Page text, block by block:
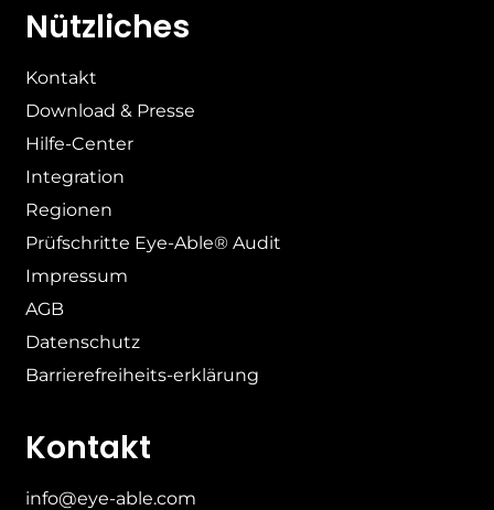
Nützliches
Kontakt
Download & Presse
Hilfe-Center
Integration
Regionen
Prüfschritte Eye-Able® Audit
Impressum
AGB
Datenschutz
Barrierefreiheits-erklärung
Kontakt
info@eye-able.com